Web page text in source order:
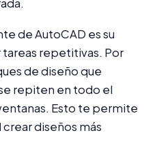
de AutoCAD es su
repetitivas. Por
de diseño que
repiten en todo el
Esto te permite
diseños más